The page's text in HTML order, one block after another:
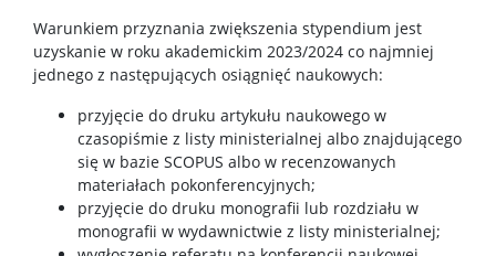
Zespoły badawcze
Seminaria
Konferencje
Stopnie i tytuły
Warunkiem przyznania zwiększenia stypendium jest
uzyskanie w roku akademickim 2023/2024 co najmniej
jednego z następujących osiągnięć naukowych:
przyjęcie do druku artykułu naukowego w
czasopiśmie z listy ministerialnej albo znajdującego
się w bazie SCOPUS albo w recenzowanych
materiałach pokonferencyjnych;
przyjęcie do druku monografii lub rozdziału w
monografii w wydawnictwie z listy ministerialnej;